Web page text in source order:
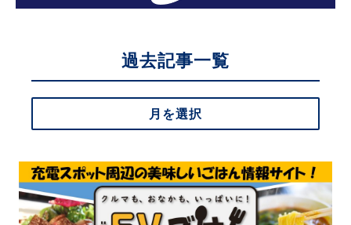
過去記事一覧
月を選択